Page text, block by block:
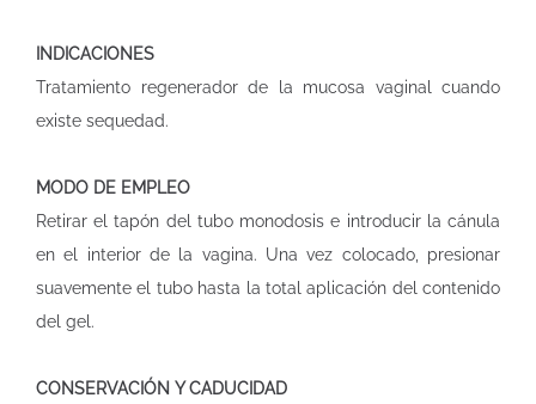
INDICACIONES
Tratamiento regenerador de la mucosa vaginal cuando
existe sequedad.
MODO DE EMPLEO
Retirar el tapón del tubo monodosis e introducir la cánula
en el interior de la vagina. Una vez colocado, presionar
suavemente el tubo hasta la total aplicación del contenido
del gel.
CONSERVACIÓN Y CADUCIDAD